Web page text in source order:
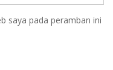
saya pada peramban ini